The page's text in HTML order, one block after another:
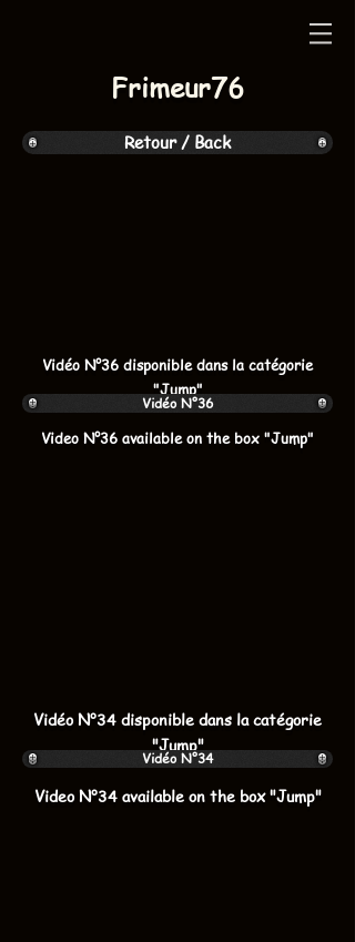
Frimeur76
Retour / Back
Vidéo N°36 disponible dans la catégorie
"Jump"
Video N°36 available on the box "Jump"
Vidéo N°36
Vidéo N°34 disponible dans la catégorie
"Jump"
Video N°34 available on the box "Jump"
Vidéo N°34